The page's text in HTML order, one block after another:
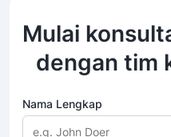
Mulai
dengan tim
Nama Lengkap